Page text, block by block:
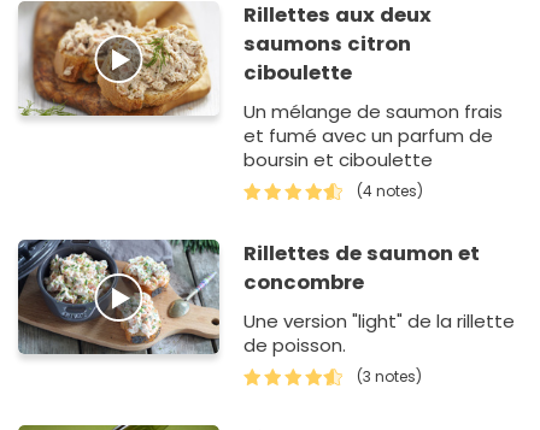
Rillettes aux deux
saumons citron
ciboulette
Un mélange de saumon frais
et fumé avec un parfum de
boursin et ciboulette
(4 notes)
Rillettes de saumon et
concombre
Une version "light" de la rillette
de poisson.
(3 notes)